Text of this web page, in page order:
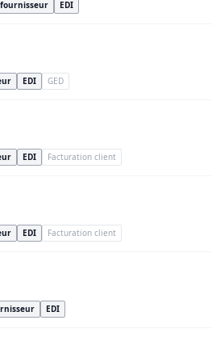
fournisseur EDI
EDI GED
EDI Facturation client
EDI Facturation client
EDI